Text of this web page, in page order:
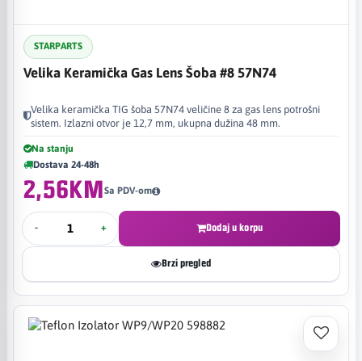
STARPARTS
Velika Keramička Gas Lens Šoba #8 57N74
Velika keramička TIG šoba 57N74 veličine 8 za gas lens potrošni
sistem. Izlazni otvor je 12,7 mm, ukupna dužina 48 mm.
Na stanju
Dostava 24-48h
2,56KMSa PDV-om
- + Dodaj u korpu
Brzi pregled